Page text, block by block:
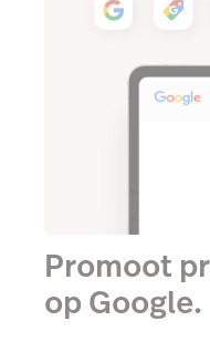
Promoot
op Google.